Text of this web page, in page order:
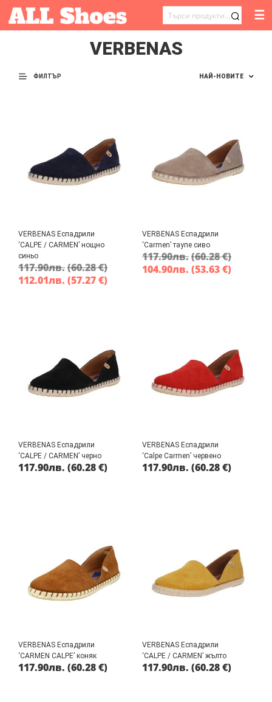
ТЪРСЕНЕ
☰
VERBENAS
ФИЛТЪР
VERBENAS Еспадрили
‘CALPE / CARMEN’ нощно
синьо
117.90лв.(60.28 €)
112.01лв. (57.27 €)
VERBENAS Еспадрили
‘Carmen’ таупе сиво
117.90лв.(60.28 €)
104.90лв. (53.63 €)
VERBENAS Еспадрили
‘CALPE / CARMEN’ черно
117.90лв. (60.28 €)
VERBENAS Еспадрили
‘Calpe Carmen’ червено
117.90лв. (60.28 €)
VERBENAS Еспадрили
‘CARMEN CALPE’ коняк
117.90лв. (60.28 €)
VERBENAS Еспадрили
‘CALPE / CARMEN’ жълто
117.90лв. (60.28 €)